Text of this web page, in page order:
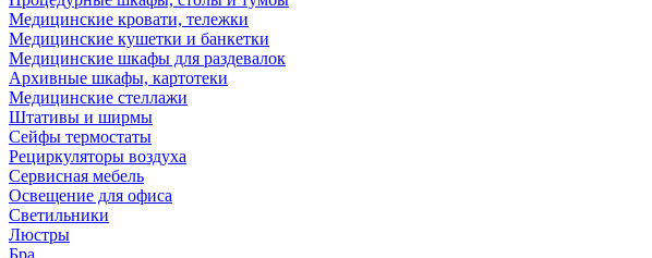
Медицинские кровати, тележки
Медицинские кушетки и банкетки
Медицинские шкафы для раздевалок
Архивные шкафы, картотеки
Медицинские стеллажи
Штативы и ширмы
Сейфы термостаты
Рециркуляторы воздуха
Сервисная мебель
Освещение для офиса
Светильники
Люстры
Бра